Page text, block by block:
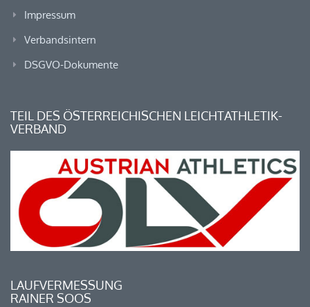
Impressum
Verbandsintern
DSGVO-Dokumente
TEIL DES ÖSTERREICHISCHEN LEICHTATHLETIK-
VERBAND
LAUFVERMESSUNG
RAINER SOOS